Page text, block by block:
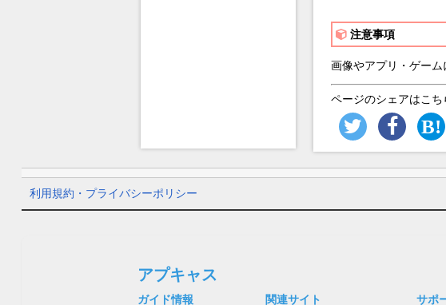
注意事項
画像やアプリ・ゲーム
ページのシェアはこち
利用規約・プライバシーポリシー
アプキャス
ガイド情報 関連サイト サポ